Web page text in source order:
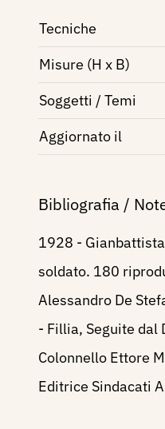
Tecniche
Misure (H x B)
Soggetti / Temi
Aggiornato il
Bibliografia /
1928 -
soldato. 180
Alessandro De
- Fillia, Seguite dal
Colonnello Ettore
Editrice Sindacati